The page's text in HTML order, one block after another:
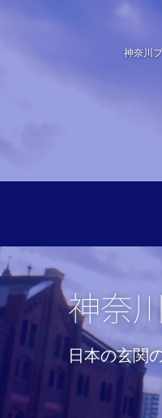
神奈川
神奈
日本の玄関